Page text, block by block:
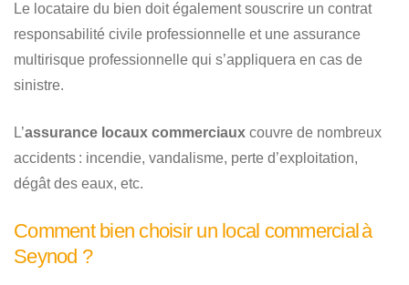
Le locataire du bien doit également souscrire un contrat
responsabilité civile professionnelle et une assurance
multirisque professionnelle qui s’appliquera en cas de
sinistre.
L’assurance locaux commerciaux couvre de nombreux
accidents : incendie, vandalisme, perte d’exploitation,
dégât des eaux, etc.
Comment bien choisir un local commercial à
Seynod ?